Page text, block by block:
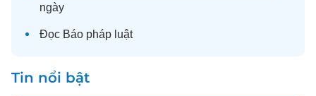
ngày
Đọc Báo pháp luật
Tin nổi bật